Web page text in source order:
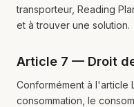
transporteur, Reading
et à trouver une solution.
Article 7 — Droit
Conformément à l'article
consommation, le